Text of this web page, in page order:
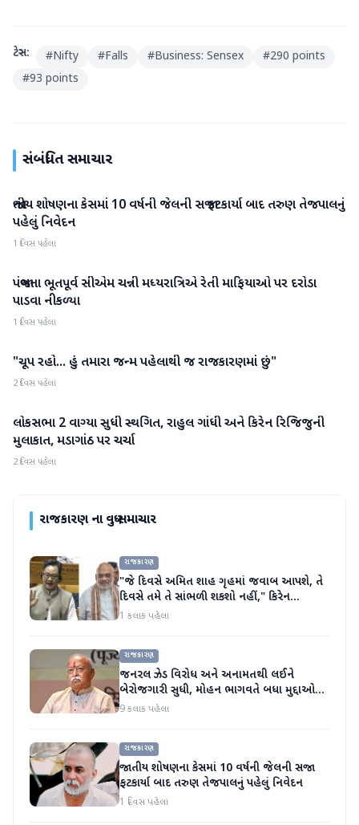
ટેગ્સ: #Nifty #Falls #Business: Sensex #290 points
#93 points
સંબંધિત સમાચાર
રાજકારણ
જાતીય શોષણના કેસમાં 10 વર્ષની જેલની સજા ફટકાર્યા બાદ તરુણ તેજપાલનું
પહેલું નિવેદન
1 દિવસ પહેલા
રાજકારણ
પંજાબના ભૂતપૂર્વ સીએમ ચન્ની મધ્યરાત્રિએ રેતી માફિયાઓ પર દરોડા
પાડવા નીકળ્યા
1 દિવસ પહેલા
રાજકારણ
"ચૂપ રહો... હું તમારા જન્મ પહેલાથી જ રાજકારણમાં છું"
2 દિવસ પહેલા
રાજકારણ
લોકસભા 2 વાગ્યા સુધી સ્થગિત, રાહુલ ગાંધી અને કિરેન રિજિજુની
મુલાકાત, મડાગાંઠ પર ચર્ચા
2 દિવસ પહેલા
રાજકારણના વધુ સમાચાર
રાજકારણ
"જે દિવસે અમિત શાહ ગૃહમાં જવાબ આપશે, તે
દિવસે તમે તે સાંભળી શકશો નહીં," કિરેન
રિજિજુએ વિપક્ષી પાર્ટીઓ પર પ્રહાર કર્યા
1 કલાક પહેલા
રાજકારણ
જનરલ ઝેડ વિરોધ અને અનામતથી લઈને
બેરોજગારી સુધી, મોહન ભાગવતે બધા મુદ્દાઓ
પર વાત કરી
9 કલાક પહેલા
રાજકારણ
જાતીય શોષણના કેસમાં 10 વર્ષની જેલની સજા
ફટકાર્યા બાદ તરુણ તેજપાલનું પહેલું નિવેદન
1 દિવસ પહેલા